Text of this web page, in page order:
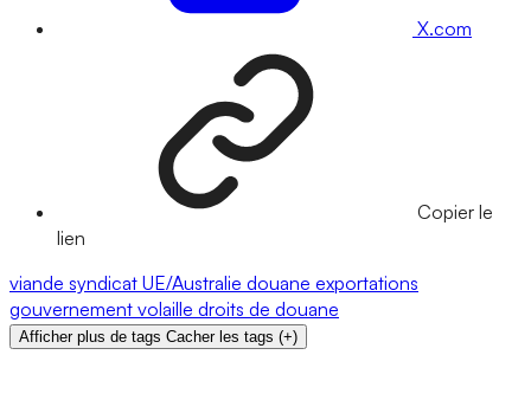
X.com
Copier le
lien
viande syndicat UE/Australie douane exportations
gouvernement volaille droits de douane
Afficher plus de tags Cacher les tags (+)